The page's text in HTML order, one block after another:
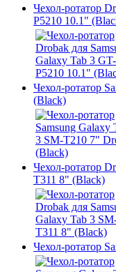
Чехол-ротатор
P5210 10.1"
Чехол-ротатор
(Black)
Чехол-ротатор
T311 8" (Black)
Чехол-ротатор